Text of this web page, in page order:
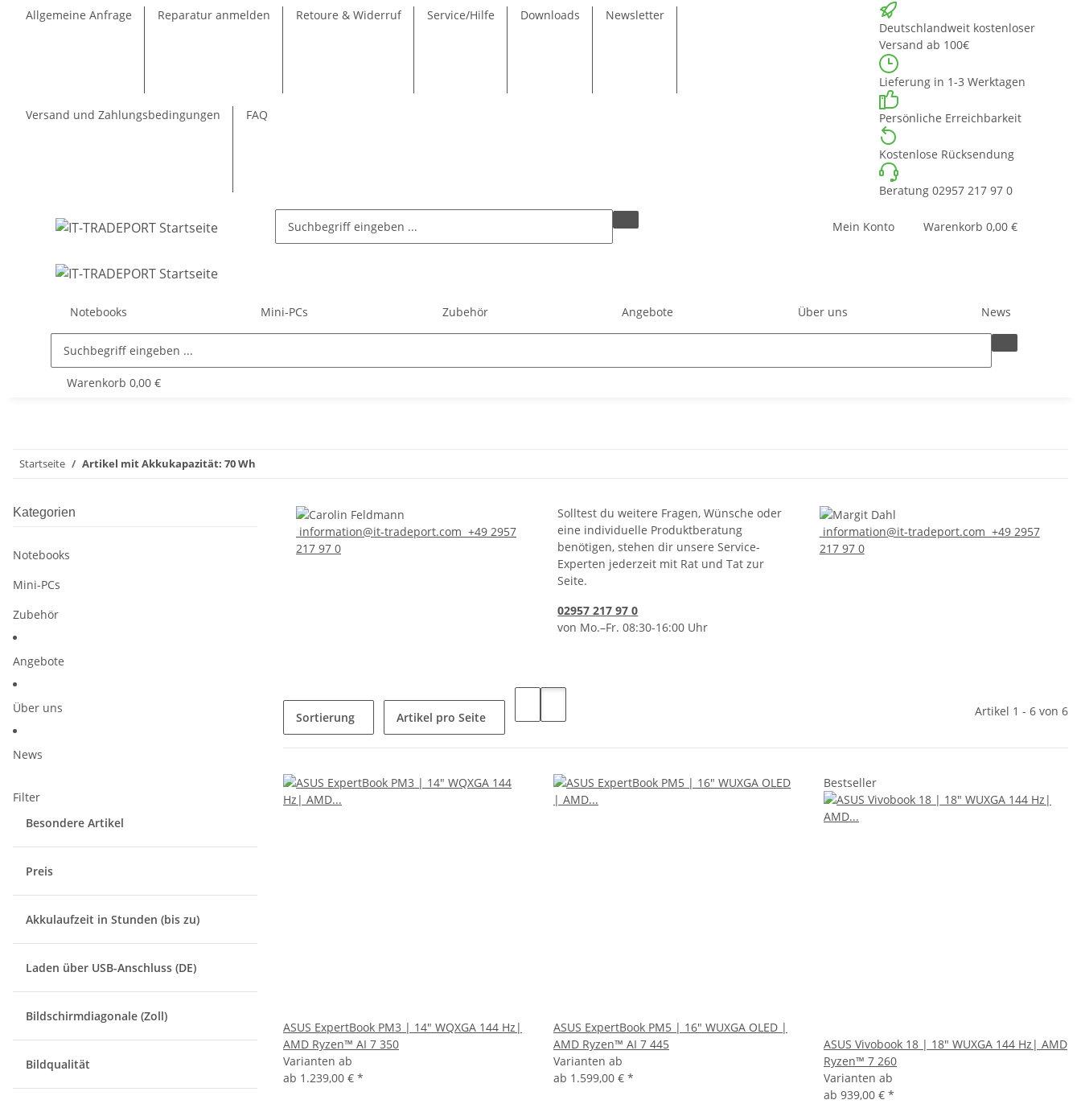
Deutschlandweit kostenloser
Versand ab 100€
Lieferung in 1-3 Werktagen
Persönliche Erreichbarkeit
Kostenlose Rücksendung
Beratung 02957 217 97 0
Allgemeine Anfrage Reparatur anmelden Retoure & Widerruf Service/Hilfe Downloads Newsletter
Versand und Zahlungsbedingungen FAQ
Mein Konto Warenkorb 0,00 €
Notebooks Mini-PCs Zubehör Angebote Über uns News
Warenkorb 0,00 €
Startseite Artikel mit Akkukapazität: 70 Wh
information@it-tradeport.com +49 2957
217 97 0
Solltest du weitere Fragen, Wünsche oder
eine individuelle Produktberatung
benötigen, stehen dir unsere Service-
Experten jederzeit mit Rat und Tat zur
Seite.
02957 217 97 0
von Mo.–Fr. 08:30-16:00 Uhr
information@it-tradeport.com +49 2957
217 97 0
Sortierung Artikel pro Seite Artikel 1 - 6 von 6
ASUS ExpertBook PM3 | 14" WQXGA 144 Hz|
AMD Ryzen™ AI 7 350
Varianten ab
ab 1.239,00 € *
ASUS ExpertBook PM5 | 16" WUXGA OLED |
AMD Ryzen™ AI 7 445
Varianten ab
ab 1.599,00 € *
Bestseller
ASUS Vivobook 18 | 18" WUXGA 144 Hz| AMD
Ryzen™ 7 260
Varianten ab
ab 939,00 € *
Kategorien
Notebooks
Mini-PCs
Zubehör
Angebote
Über uns
News
Filter
Besondere Artikel
Preis
Akkulaufzeit in Stunden (bis zu)
Laden über USB-Anschluss (DE)
Bildschirmdiagonale (Zoll)
Bildqualität